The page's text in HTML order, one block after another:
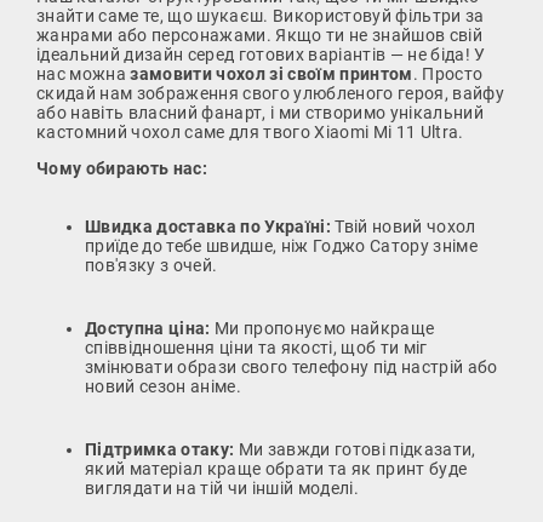
знайти саме те, що шукаєш. Використовуй фільтри за
жанрами або персонажами. Якщо ти не знайшов свій
ідеальний дизайн серед готових варіантів — не біда! У
нас можназамовити чохол зі своїм принтом. Просто
скидай нам зображення свого улюбленого героя, вайфу
або навіть власний фанарт, і ми створимо унікальний
кастомний чохол саме для твого Xiaomi Mi 11 Ultra.
Чому обирають нас:
Швидка доставка по Україні: Твій новий чохол
приїде до тебе швидше, ніж Годжо Сатору зніме
пов'язку з очей.
Доступна ціна: Ми пропонуємо найкраще
співвідношення ціни та якості, щоб ти міг
змінювати образи свого телефону під настрій або
новий сезон аніме.
Підтримка отаку: Ми завжди готові підказати,
який матеріал краще обрати та як принт буде
виглядати на тій чи іншій моделі.